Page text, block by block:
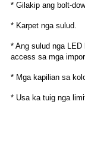
* Gilakip ang bolt-
* Karpet nga sulud.
* Ang sulud nga
access sa mga
* Mga kapilian sa
* Usa ka tuig nga